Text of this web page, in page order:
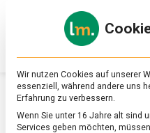
SCHLAGWORT:
Wir nutzen Cookies auf unserer
essenziell, während andere uns
Erfahrung zu verbessern.
Wenn Sie unter 16 Jahre alt sind
Services geben möchten,